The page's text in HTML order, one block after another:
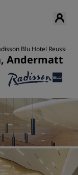
Blu Hotel Reussen,
Andermatt